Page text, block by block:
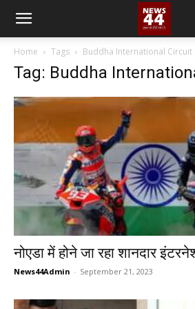
Home Tags Buddha International Circuit
Tag: Buddha
नोएडा में होने जा रहा शानदार
News44Admin - September 21, 2023